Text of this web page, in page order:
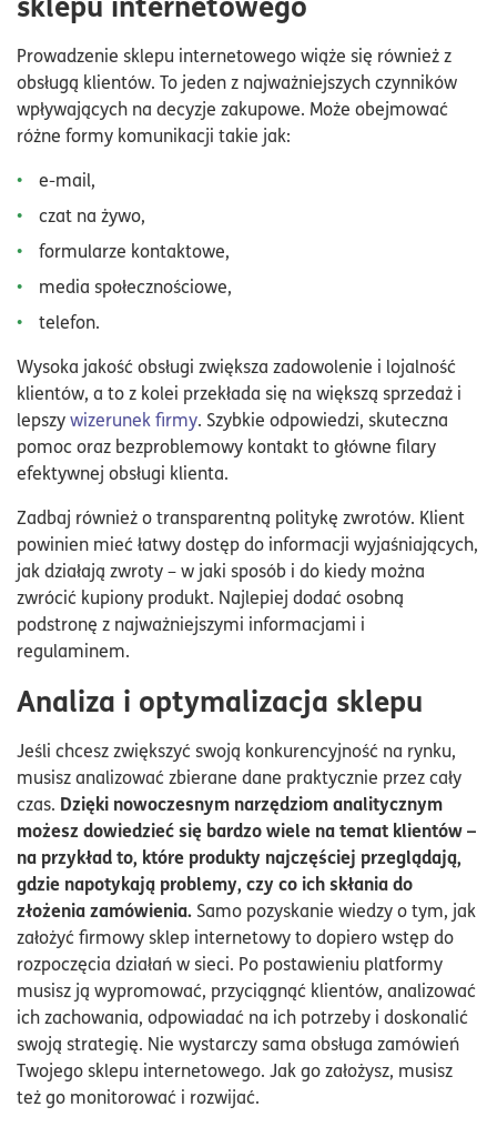
Prowadzenie sklepu internetowego wiąże się również z
obsługą klientów. To jeden z najważniejszych czynników
wpływających na decyzje zakupowe. Może obejmować
różne formy komunikacji takie jak:
e-mail,
czat na żywo,
formularze kontaktowe,
media społecznościowe,
telefon.
Wysoka jakość obsługi zwiększa zadowolenie i lojalność
klientów, a to z kolei przekłada się na większą sprzedaż i
lepszywizerunek firmy. Szybkie odpowiedzi, skuteczna
pomoc oraz bezproblemowy kontakt to główne filary
efektywnej obsługi klienta.
Zadbaj również o transparentną politykę zwrotów. Klient
powinien mieć łatwy dostęp do informacji wyjaśniających,
jak działają zwroty – w jaki sposób i do kiedy można
zwrócić kupiony produkt. Najlepiej dodać osobną
podstronę z najważniejszymi informacjami i
regulaminem.
Analiza i optymalizacja sklepu
Jeśli chcesz zwiększyć swoją konkurencyjność na rynku,
musisz analizować zbierane dane praktycznie przez cały
czas. Dzięki nowoczesnym narzędziom analitycznym
możesz dowiedzieć się bardzo wiele na temat klientów –
na przykład to, które produkty najczęściej przeglądają,
gdzie napotykają problemy, czy co ich skłania do
złożenia zamówienia. Samo pozyskanie wiedzy o tym, jak
założyć firmowy sklep internetowy to dopiero wstęp do
rozpoczęcia działań w sieci. Po postawieniu platformy
musisz ją wypromować, przyciągnąć klientów, analizować
ich zachowania, odpowiadać na ich potrzeby i doskonalić
swoją strategię. Nie wystarczy sama obsługa zamówień
Twojego sklepu internetowego. Jak go założysz, musisz
też go monitorować i rozwijać.